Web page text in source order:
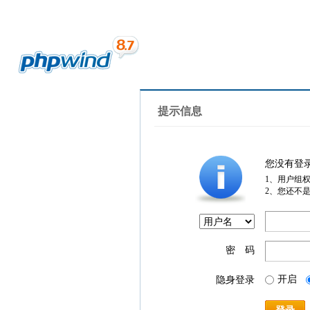
提示信息
您没有登
1、用户组
2、您还不
密 码
隐身登录 开启